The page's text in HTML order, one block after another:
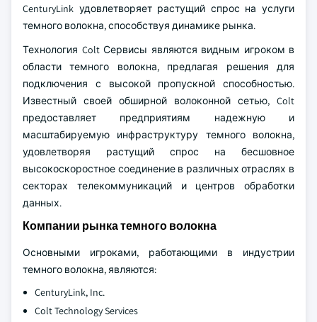
CenturyLink удовлетворяет растущий спрос на услуги
темного волокна, способствуя динамике рынка.
Технология Colt Сервисы являются видным игроком в
области темного волокна, предлагая решения для
подключения с высокой пропускной способностью.
Известный своей обширной волоконной сетью, Colt
предоставляет предприятиям надежную и
масштабируемую инфраструктуру темного волокна,
удовлетворяя растущий спрос на бесшовное
высокоскоростное соединение в различных отраслях в
секторах телекоммуникаций и центров обработки
данных.
Компании рынка темного волокна
Основными игроками, работающими в индустрии
темного волокна, являются:
CenturyLink, Inc.
Colt Technology Services